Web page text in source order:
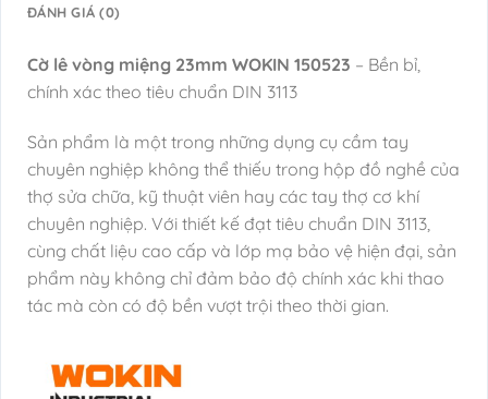
ĐÁNH GIÁ (0)
Cờ lê vòng miệng 23mm WOKIN 150523 – Bền bỉ,
chính xác theo tiêu chuẩn DIN 3113
Sản phẩm là một trong những dụng cụ cầm tay
chuyên nghiệp không thể thiếu trong hộp đồ nghề của
thợ sửa chữa, kỹ thuật viên hay các tay thợ cơ khí
chuyên nghiệp. Với thiết kế đạt tiêu chuẩn DIN 3113,
cùng chất liệu cao cấp và lớp mạ bảo vệ hiện đại, sản
phẩm này không chỉ đảm bảo độ chính xác khi thao
tác mà còn có độ bền vượt trội theo thời gian.